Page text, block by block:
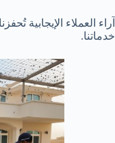
آراء العملاء الإيجابية
خدماتنا.